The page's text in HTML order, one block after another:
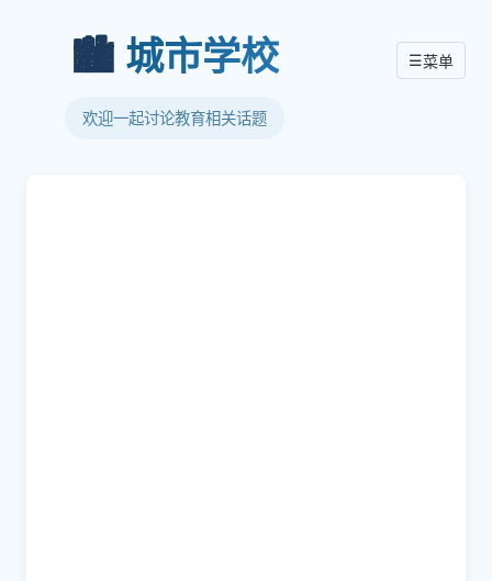
🏙️ 城市学校
欢迎一起讨论教育相关话题
☰菜单